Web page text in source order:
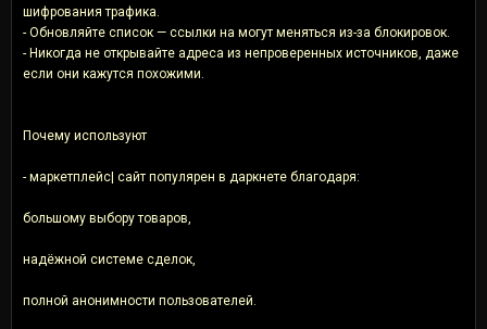
шифрования трафика.
- Обновляйте список — ссылки на могут меняться из-за блокировок.
- Никогда не открывайте адреса из непроверенных источников, даже
если они кажутся похожими.
Почему используют
- маркетплейс| сайт популярен в даркнете благодаря:
большому выбору товаров,
надёжной системе сделок,
полной анонимности пользователей.